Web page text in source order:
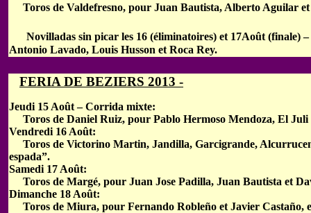
Toros de Valdefresno, pour Juan Bautista, Alberto Aguilar
Novilladas sin picar les 16 (éliminatoires) et 17Août (finale)
Antonio Lavado, Louis Husson et Roca Rey.
FERIA DE BEZIERS 2013 -
Jeudi 15 Août – Corrida mixte:
Toros de Daniel Ruiz, pour Pablo Hermoso Mendoza, El Juli
Vendredi 16 Août:
Toros de Victorino Martin, Jandilla, Garcigrande,
espada”.
Samedi 17 Août:
Toros de Margé, pour Juan Jose Padilla, Juan Bautista et
Dimanche 18 Août:
Toros de Miura, pour Fernando Robleño et Javier Castaño,